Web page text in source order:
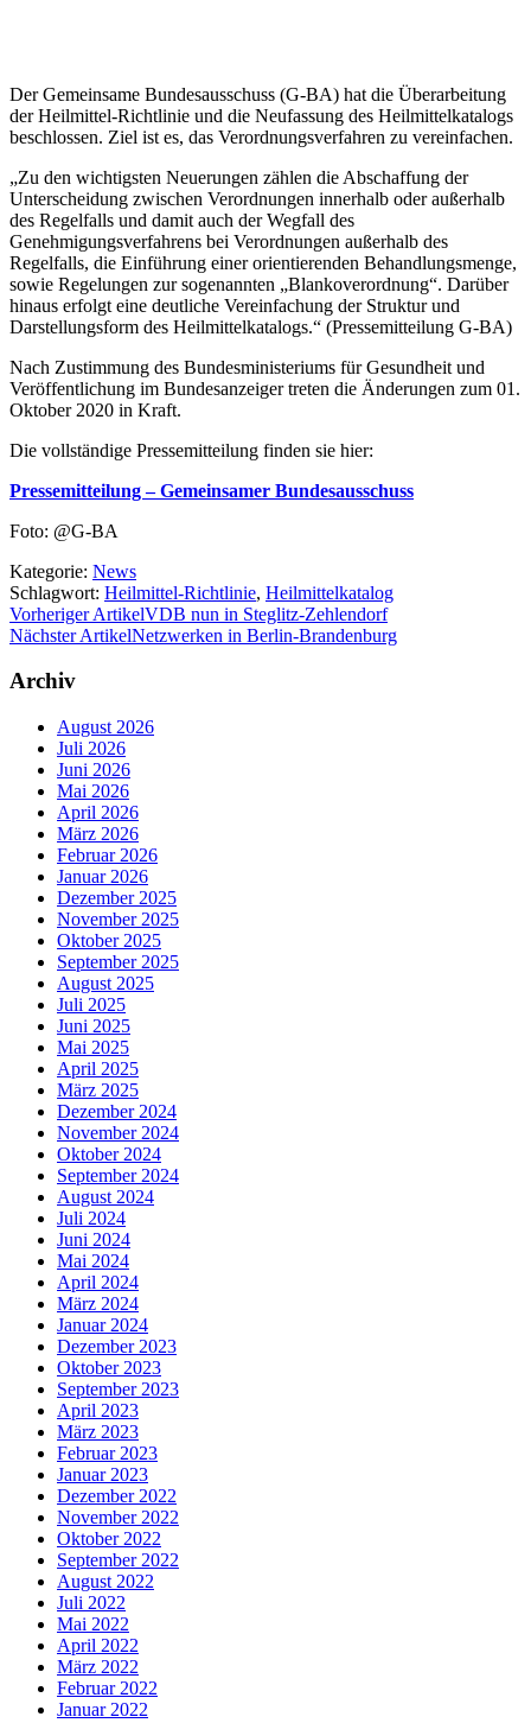
Der Gemeinsame Bundesausschuss (G-BA) hat die Überarbeitung
der Heilmittel-Richtlinie und die Neufassung des Heilmittelkatalogs
beschlossen. Ziel ist es, das Verordnungsverfahren zu vereinfachen.
„Zu den wichtigsten Neuerungen zählen die Abschaffung der
Unterscheidung zwischen Verordnungen innerhalb oder außerhalb
des Regelfalls und damit auch der Wegfall des
Genehmigungsverfahrens bei Verordnungen außerhalb des
Regelfalls, die Einführung einer orientierenden Behandlungsmenge,
sowie Regelungen zur sogenannten „Blankoverordnung“. Darüber
hinaus erfolgt eine deutliche Vereinfachung der Struktur und
Darstellungsform des Heilmittelkatalogs.“ (Pressemitteilung G-BA)
Nach Zustimmung des Bundesministeriums für Gesundheit und
Veröffentlichung im Bundesanzeiger treten die Änderungen zum 01.
Oktober 2020 in Kraft.
Die vollständige Pressemitteilung finden sie hier:
Pressemitteilung – Gemeinsamer Bundesausschuss
Foto: @G-BA
Kategorie: News
Schlagwort: Heilmittel-Richtlinie, Heilmittelkatalog
Vorheriger ArtikelVDB nun in Steglitz-Zehlendorf
Nächster ArtikelNetzwerken in Berlin-Brandenburg
Archiv
August 2026
Juli 2026
Juni 2026
Mai 2026
April 2026
März 2026
Februar 2026
Januar 2026
Dezember 2025
November 2025
Oktober 2025
September 2025
August 2025
Juli 2025
Juni 2025
Mai 2025
April 2025
März 2025
Dezember 2024
November 2024
Oktober 2024
September 2024
August 2024
Juli 2024
Juni 2024
Mai 2024
April 2024
März 2024
Januar 2024
Dezember 2023
Oktober 2023
September 2023
April 2023
März 2023
Februar 2023
Januar 2023
Dezember 2022
November 2022
Oktober 2022
September 2022
August 2022
Juli 2022
Mai 2022
April 2022
März 2022
Februar 2022
Januar 2022